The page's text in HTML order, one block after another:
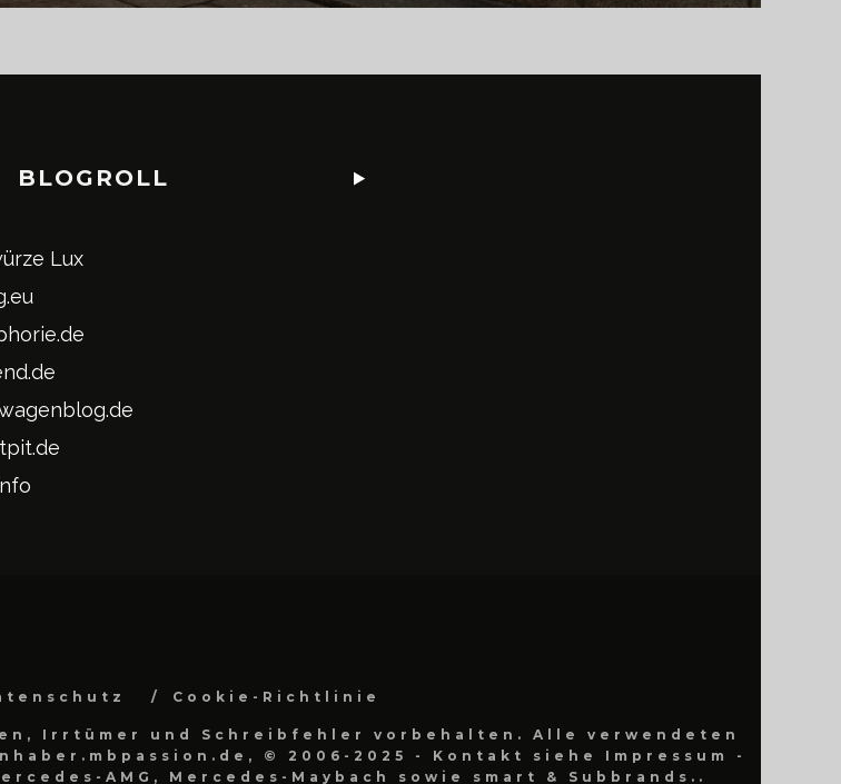
BLOGROLL
Lux
Cookie-Richtlinie
Irrtümer und Schreibfehler vorbehalten. Alle verwendeten
© 2006-2025 - Kontakt siehe Impressum -
AMG, Mercedes-Maybach sowie smart & Subbrands..